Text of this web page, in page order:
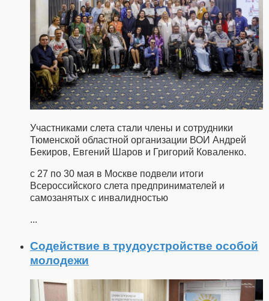
Участниками слета стали члены и сотрудники
Тюменской областной организации ВОИ Андрей
Бекиров, Евгений Шаров и Григорий Коваленко.
с 27 по 30 мая в Москве подвели итоги
Всероссийского слета предпринимателей и
самозанятых с инвалидностью
...
Содействие в трудоустройстве особой
молодежи